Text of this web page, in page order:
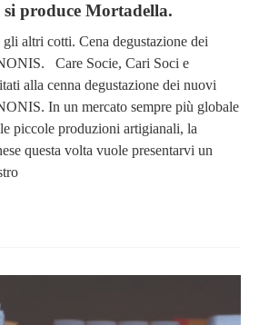
produce Mortadella.
altri cotti. Cena degustazione dei
Care Socie, Cari Soci e
alla cenna degustazione dei nuovi
In un mercato sempre più globale
piccole produzioni artigianali, la
questa volta vuole presentarvi un